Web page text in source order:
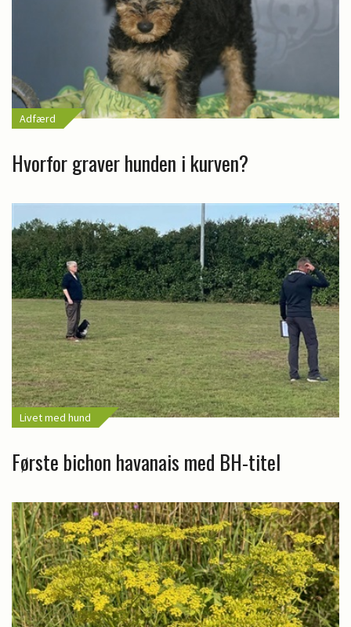
Adfærd
Hvorfor graver hunden i kurven?
Livet med hund
Første bichon havanais med BH-titel